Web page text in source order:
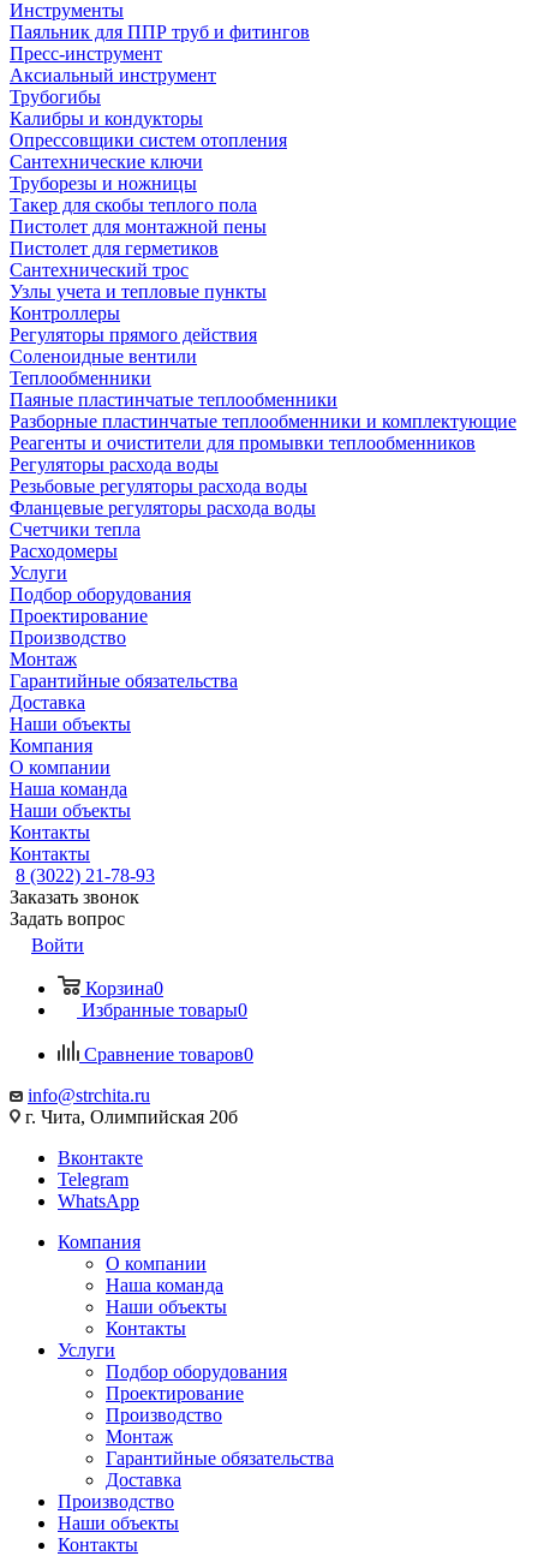
Инструменты
Паяльник для ППР труб и фитингов
Пресс-инструмент
Аксиальный инструмент
Трубогибы
Калибры и кондукторы
Опрессовщики систем отопления
Сантехнические ключи
Труборезы и ножницы
Такер для скобы теплого пола
Пистолет для монтажной пены
Пистолет для герметиков
Сантехнический трос
Узлы учета и тепловые пункты
Контроллеры
Регуляторы прямого действия
Соленоидные вентили
Теплообменники
Паяные пластинчатые теплообменники
Разборные пластинчатые теплообменники и комплектующие
Реагенты и очистители для промывки теплообменников
Регуляторы расхода воды
Резьбовые регуляторы расхода воды
Фланцевые регуляторы расхода воды
Счетчики тепла
Расходомеры
Услуги
Подбор оборудования
Проектирование
Производство
Монтаж
Гарантийные обязательства
Доставка
Наши объекты
Компания
О компании
Наша команда
Наши объекты
Контакты
Контакты
8 (3022) 21-78-93
Заказать звонок
Задать вопрос
Войти
Корзина0
Избранные товары0
Сравнение товаров0
info@strchita.ru
г. Чита, Олимпийская 20б
Вконтакте
Telegram
WhatsApp
Компания
О компании
Наша команда
Наши объекты
Контакты
Услуги
Подбор оборудования
Проектирование
Производство
Монтаж
Гарантийные обязательства
Доставка
Производство
Наши объекты
Контакты